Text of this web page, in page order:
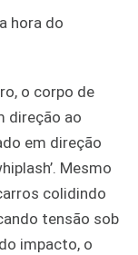
hora do
o corpo de
direção ao
em direção
Mesmo
colidindo
tensão sob
impacto, o